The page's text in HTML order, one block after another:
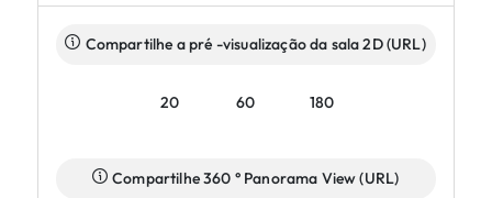
Compartilhe a pré -visualização da sala 2D (URL)
20 60 180
Compartilhe 360 ​​° Panorama View (URL)